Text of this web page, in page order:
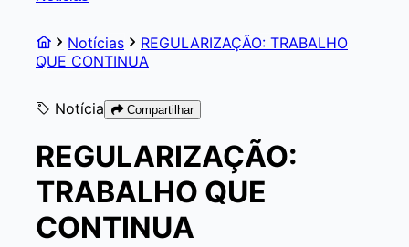
Notícias
REGULARIZAÇÃO: TRABALHO
QUE CONTINUA
Notícia Compartilhar
REGULARIZAÇÃO:
TRABALHO QUE
CONTINUA